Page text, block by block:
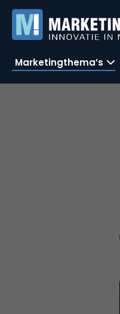
Marketingthema’s